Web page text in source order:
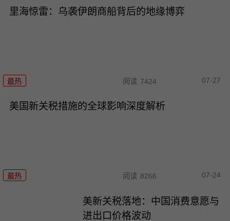
里海惊雷：乌袭伊朗商船背后的地缘博弈
最热 阅读 7424 07-27
美国新关税措施的全球影响深度解析
最热 阅读 8266 07-24
美新关税落地：中国消费意愿与
进出口价格波动